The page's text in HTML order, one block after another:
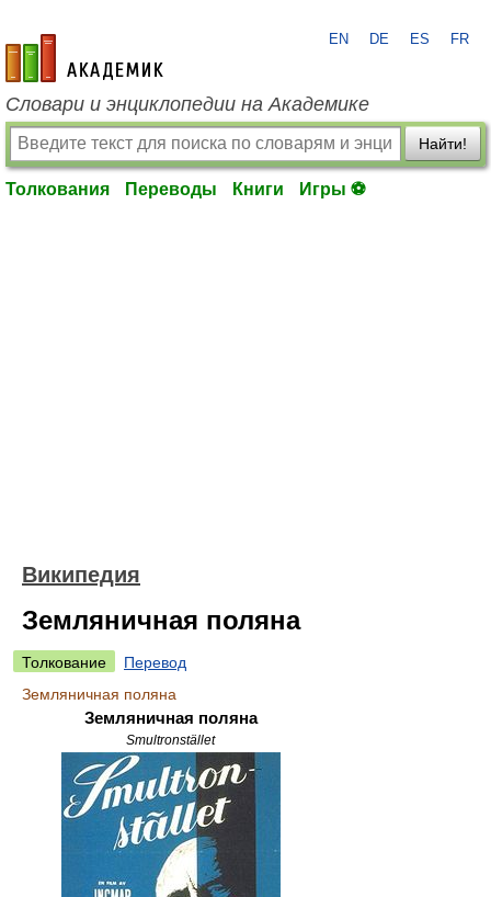
academic.ru
EN DE ES FR
Словари и энциклопедии на Академике
Найти!
Толкования Переводы Книги Игры ⚽
Википедия
Земляничная поляна
Толкование
Перевод
Земляничная поляна
Земляничная поляна
Smultronstället